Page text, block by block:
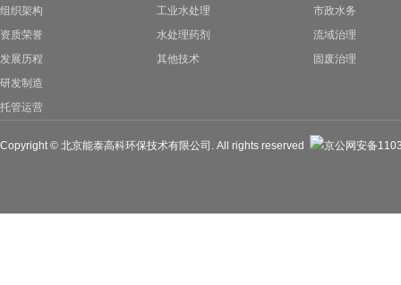
组织架构
资质荣誉
发展历程
研发制造
托管运营
工业水处理
水处理药剂
其他技术
市政水务
流域治理
固废治理
Copyright © 北京能泰高科环保技术有限公司. All rights reserved 京公网安备